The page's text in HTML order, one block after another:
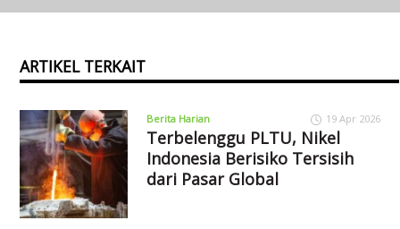
ARTIKEL TERKAIT
Berita Harian 19 Apr 2026
Terbelenggu PLTU, Nikel
Indonesia Berisiko Tersisih
dari Pasar Global